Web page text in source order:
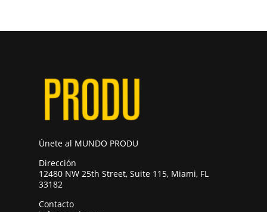
Únete al MUNDO PRODU
Dirección
12480 NW 25th Street, Suite 115, Miami, FL
33182
Contacto